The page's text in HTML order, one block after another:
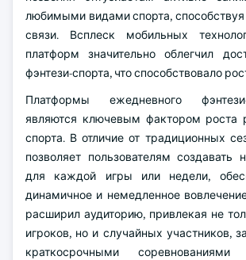
любимыми видами спорта, способствуя
связи. Всплеск мобильных
платформ значительно облегчил
фэнтези-спорта, что способствовало
Платформы ежедневного
являются ключевым фактором роста
спорта. В отличие от традиционных
позволяет пользователям
для каждой игры или недели,
динамичное и немедленное
расширил аудиторию, привлекая не
игроков, но и случайных участников,
краткосрочными